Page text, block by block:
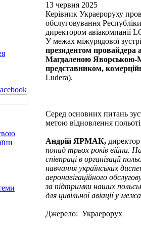
13 червня 2025
Керівник Украероруху
обслуговування
директором авіакомпанії
У межах міжурядової
президентом провайдера
Магдаленою Яворською-
представником,
Ludera).
Серед основних питань
метою відновлення
Андрій ЯРМАК,
понад трьох років війни.
співпраці в організації
навчання українських
аеронавігаційного
за підтримки наших
для цивільної авіації у
Джерело: Украерорух